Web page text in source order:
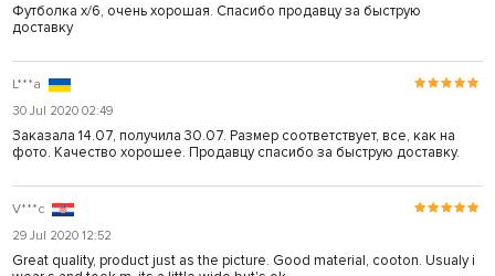
Футболка х/6, очень хорошая. Спасибо продавцу за быструю
доставку
L***a
30 Jul 2020 02:49
Заказала 14.07, получила 30.07. Размер соответствует, все, как на
фото. Качество хорошее. Продавцу спасибо за быструю доставку.
V***c
29 Jul 2020 12:52
Great quality, product just as the picture. Good material, cooton. Usualy i